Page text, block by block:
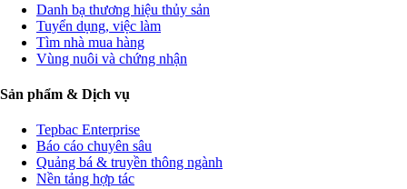
Danh bạ thương hiệu thủy sản
Tuyển dụng, việc làm
Tìm nhà mua hàng
Vùng nuôi và chứng nhận
Sản phẩm & Dịch vụ
Tepbac Enterprise
Báo cáo chuyên sâu
Quảng bá & truyền thông ngành
Nền tảng hợp tác